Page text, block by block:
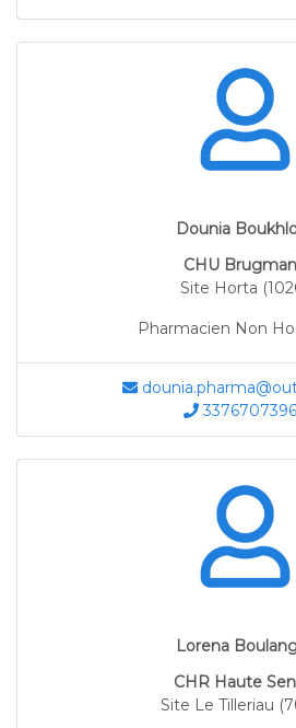
Dounia
CHU
Site Horta
Pharmacien Non
Lorena
CHR Haute
Site Le Tilleriau